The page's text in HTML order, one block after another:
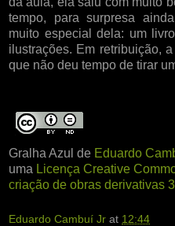
tempo, para surpresa
muito especial dela: um
ilustrações. Em retribuição,
que não deu tempo de tirar
Gralha Azul de Eduardo
uma Licença Creative
criação de obras derivativas
Eduardo Cambuí Jr at 12:44